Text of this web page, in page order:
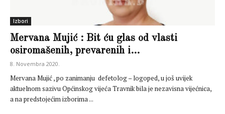
Izbori
Mervana Mujić : Bit ću glas od vlasti
osiromašenih, prevarenih i...
8. Novembra 2020.
Mervana Mujić , po zanimanju defetolog – logoped, u još uvijek
aktuelnom sazivu Općinskog vijeća Travnik bila je nezavisna vijećnica,
a na predstojećim izborima ...